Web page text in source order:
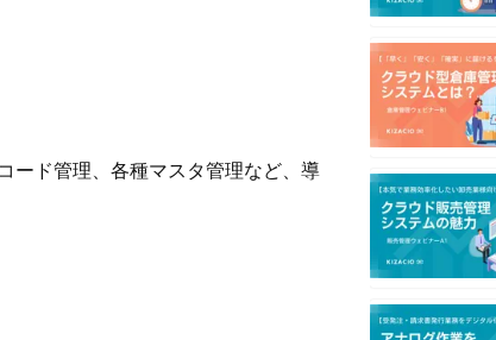
ード管理、各種マスタ管理など、導